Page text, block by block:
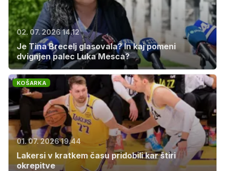
02. 07. 2026 14.12
Je Tina Brecelj glasovala? In kaj pomeni
dvignjen palec Luka Mesca?
KOŠARKA
01. 07. 2026 19.44
Lakersi v kratkem času pridobili kar štiri
okrepitve